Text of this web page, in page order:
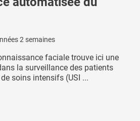
2 semaines
faciale trouve ici une
la surveillance des patients
soins intensifs (USI ...